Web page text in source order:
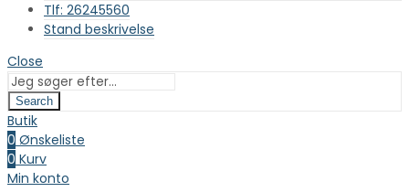
Tlf: 26245560
Stand beskrivelse
Close
Search
Butik
0 Ønskeliste
0 Kurv
Min konto